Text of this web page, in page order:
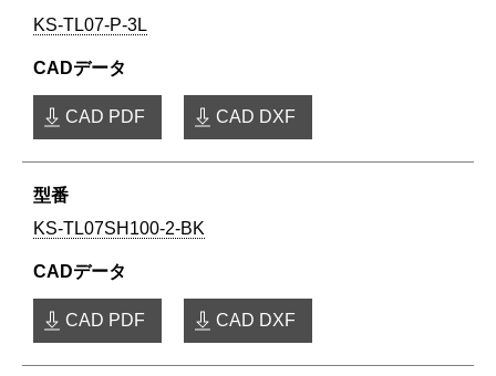
KS-TL07-P-3L
CAD PDF CAD DXF
KS-TL07SH100-2-BK
CAD PDF CAD DXF